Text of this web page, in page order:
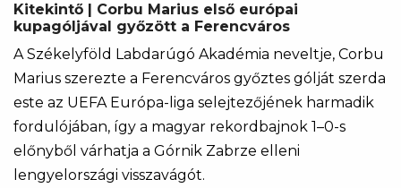
Kitekintő | Corbu Marius első európai
kupagóljával győzött a Ferencváros
A Székelyföld Labdarúgó Akadémia neveltje, Corbu
Marius szerezte a Ferencváros győztes gólját szerda
este az UEFA Európa-liga selejtezőjének harmadik
fordulójában, így a magyar rekordbajnok 1–0-s
előnyből várhatja a Górnik Zabrze elleni
lengyelországi visszavágót.